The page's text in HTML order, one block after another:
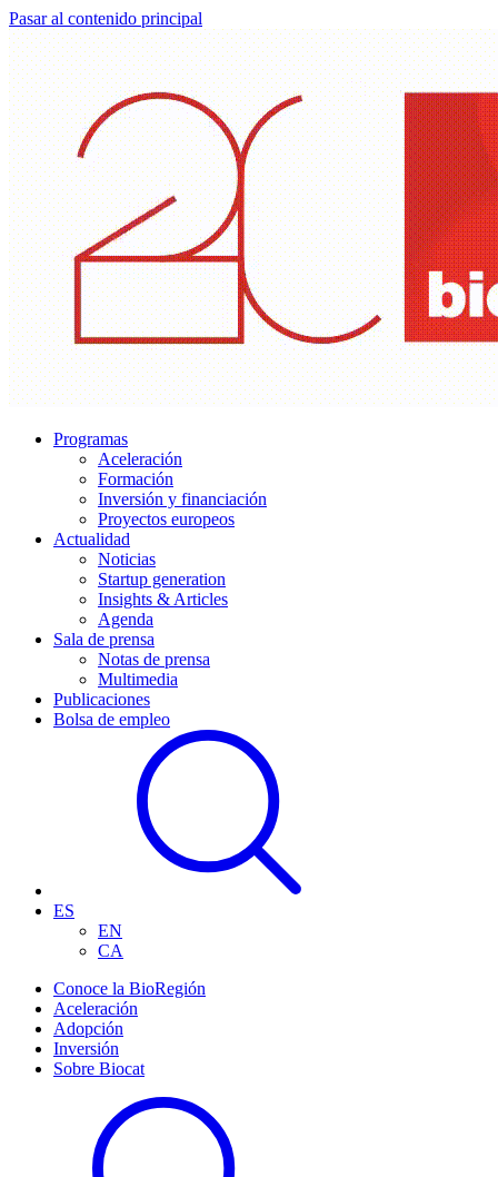
Pasar al contenido principal
Programas
Aceleración
Formación
Inversión y financiación
Proyectos europeos
Actualidad
Noticias
Startup generation
Insights & Articles
Agenda
Sala de prensa
Notas de prensa
Multimedia
Publicaciones
Bolsa de empleo
ES
EN
CA
Conoce la BioRegión
Aceleración
Adopción
Inversión
Sobre Biocat